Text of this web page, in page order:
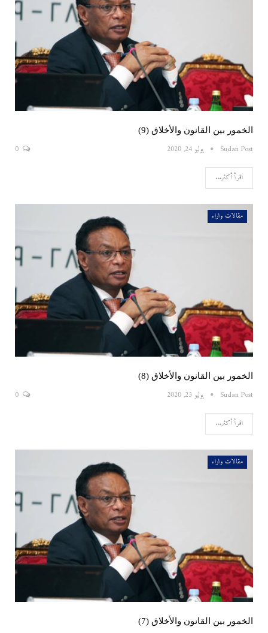
الخمور بين القانون والأخلاق (9)
Sudan Post يوليو 24, 2020
اقرأ أكثر...
مقالات واراء
الخمور بين القانون والأخلاق (8)
Sudan Post يوليو 23, 2020
اقرأ أكثر...
مقالات واراء
الخمور بين القانون والأخلاق (7)